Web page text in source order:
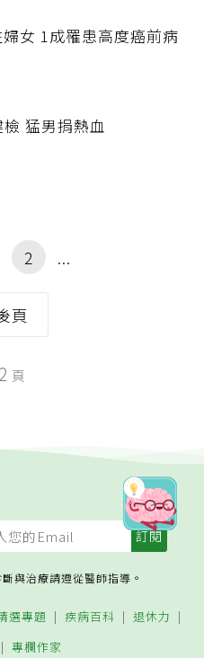
婦女 1成罹患高度癌前病
猛男捐熱血
2
頁
2 頁
與治療請遵從醫師指導。
選專題 疾病百科
退休力
專欄作家